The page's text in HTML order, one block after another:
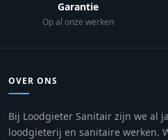
Garantie
Op al onze werken
OVER ONS
Bij Loodgieter Sanitair zijn we al
loodgieterij en sanitaire werken.